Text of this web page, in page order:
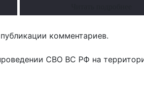
комментариев.
СВО ВС РФ на